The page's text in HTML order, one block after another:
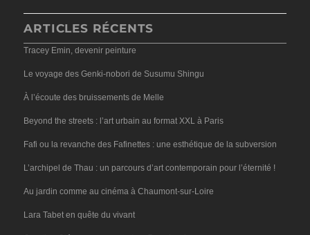
ARTICLES RÉCENTS
Tracey Emin, devenir peinture
Le voyage des Genki-nobori de Susumu Shingu
À l’écoute des bruissements de Melle
Beyond the streets : l’art urbain au format XXL à Paris
Fafi ou la revanche des Fafinettes : une esthétique de la subversion
L’archipel de Thau : un parcours d’art contemporain pour l’éternité !
Au jardin comme au cinéma à Chaumont-sur-Loire
Lara Tabet en quête du vivant